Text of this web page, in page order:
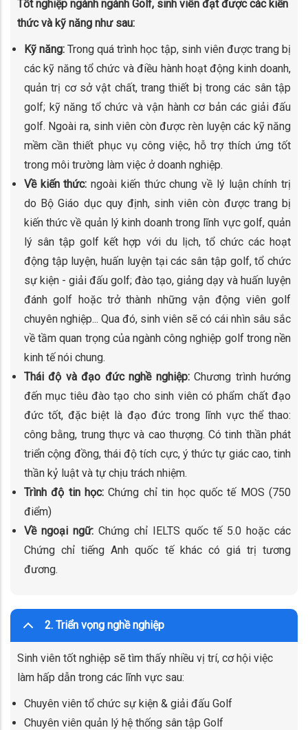
Tốt nghiệp ngành ngành Golf, sinh viên đạt được các kiến
thức và kỹ năng như sau:
Kỹ năng: Trong quá trình học tập, sinh viên được trang bị
các kỹ năng tổ chức và điều hành hoạt động kinh doanh,
quản trị cơ sở vật chất, trang thiết bị trong các sân tập
golf; kỹ năng tổ chức và vận hành cơ bản các giải đấu
golf. Ngoài ra, sinh viên còn được rèn luyện các kỹ năng
mềm cần thiết phục vụ công việc, hỗ trợ thích ứng tốt
trong môi trường làm việc ở doanh nghiệp.
Về kiến thức: ngoài kiến thức chung về lý luận chính trị
do Bộ Giáo dục quy định, sinh viên còn được trang bị
kiến thức về quản lý kinh doanh trong lĩnh vực golf, quản
lý sân tập golf kết hợp với du lịch, tổ chức các hoạt
động tập luyện, huấn luyện tại các sân tập golf, tổ chức
sự kiện - giải đấu golf; đào tạo, giảng dạy và huấn luyện
đánh golf hoặc trở thành những vận động viên golf
chuyên nghiệp... Qua đó, sinh viên sẽ có cái nhìn sâu sắc
về tầm quan trọng của ngành công nghiệp golf trong nền
kinh tế nói chung.
Thái độ và đạo đức nghề nghiệp:Chương trình hướng
đến mục tiêu đào tạo cho sinh viên có phẩm chất đạo
đức tốt, đặc biệt là đạo đức trong lĩnh vực thể thao:
công bằng, trung thực và cao thượng. Có tinh thần phát
triển cộng đồng, thái độ tích cực, ý thức tự giác cao, tinh
thần kỷ luật và tự chịu trách nhiệm.
Trình độ tin học: Chứng chỉ tin học quốc tế MOS (750
điểm)
Về ngoại ngữ: Chứng chỉ IELTS quốc tế 5.0 hoặc các
Chứng chỉ tiếng Anh quốc tế khác có giá trị tương
đương.
2. Triển vọng nghề nghiệp
Sinh viên tốt nghiệp sẽ tìm thấy nhiều vị trí, cơ hội việc
làm hấp dẫn trong các lĩnh vực sau:
Chuyên viên tổ chức sự kiện & giải đấu Golf
Chuyên viên quản lý hệ thống sân tập Golf